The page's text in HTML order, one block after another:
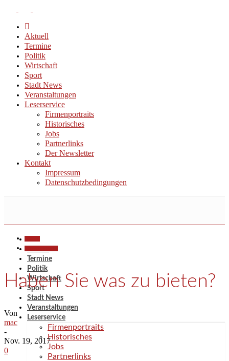
Aktuell
Termine
Politik
Wirtschaft
Sport
Stadt News
Veranstaltungen
Leserservice
Firmenportraits
Historisches
Jobs
Partnerlinks
Der Newsletter
Kontakt
Impressum
Datenschutzbedingungen
Termine
Politik
Wirtschaft
Sport
Stadt News
Veranstaltungen
Leserservice
Firmenportraits
Historisches
Jobs
Partnerlinks
Haben Sie was zu bieten?
Von
mac
-
Nov. 19, 2017
0